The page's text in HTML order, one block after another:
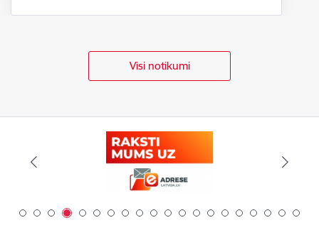
Visi notikumi